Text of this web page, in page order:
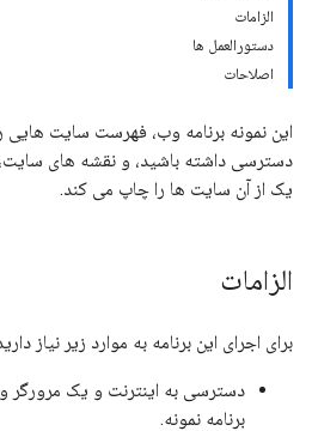
الزامات
دستورالعمل ها
اصلاحات
این نمونه برنامه وب، فهرست سایت هایی
دسترسی داشته باشید، و نقشه های
یک از آن سایت ها را چاپ می کند.
الزامات
برای اجرای این برنامه به موارد زیر نیاز
دسترسی به اینترنت و یک مرورگر
برنامه نمونه.